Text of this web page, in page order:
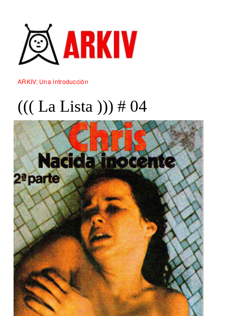
ARKIV: Una introducción
((( La Lista ))) # 04